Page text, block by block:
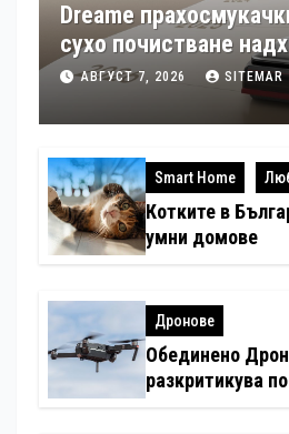
Dreame
сухо почистване
патентни заявки в
АВГУСТ 7, 2026 SITEMAR
Smart Home
Котките в
умни домове
Дронове
Обединено
разкритикува